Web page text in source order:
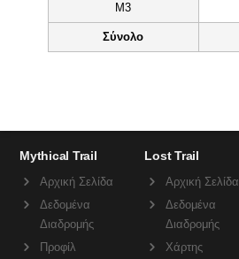
M3
Σύνολο
Mythical Trail
Αρχική Σελίδα
Δεδομένα
Διαδρομής
Προφίλ
Lost Trail
Αρχική Σελίδα
Δεδομένα
Διαδρομής
Χάρτης